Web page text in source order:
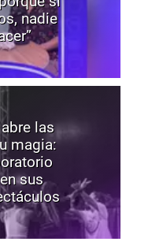
nadie
las
magia:
sus